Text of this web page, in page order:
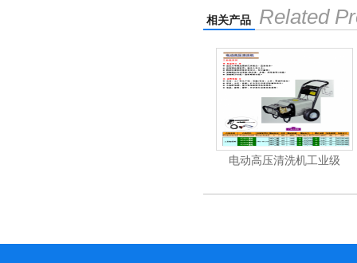
相关产品 Related
电动高压清洗机工业级